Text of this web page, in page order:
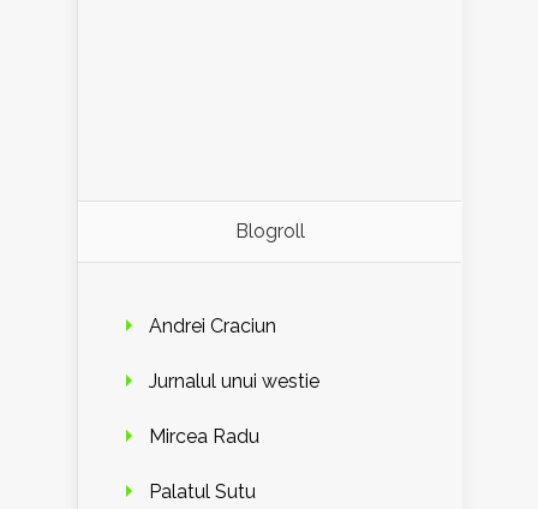
Blogroll
Andrei Craciun
Jurnalul unui westie
Mircea Radu
Palatul Sutu